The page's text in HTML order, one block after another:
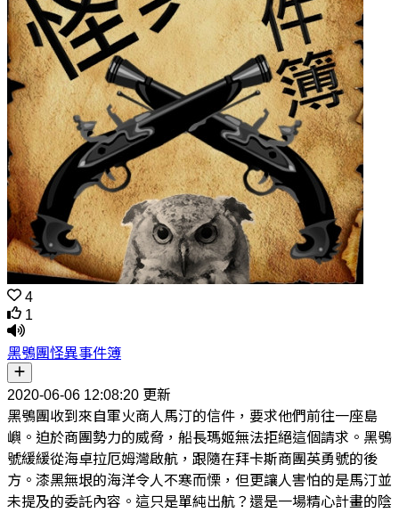
4
1
黑鴞團怪異事件簿
2020-06-06 12:08:20 更新
黑鴞團收到來自軍火商人馬汀的信件，要求他們前往一座島
嶼。迫於商團勢力的威脅，船長瑪姬無法拒絕這個請求。黑鴞
號緩緩從海卓拉厄姆灣啟航，跟隨在拜卡斯商團英勇號的後
方。漆黑無垠的海洋令人不寒而慄，但更讓人害怕的是馬汀並
未提及的委託內容。這只是單純出航？還是一場精心計畫的陰